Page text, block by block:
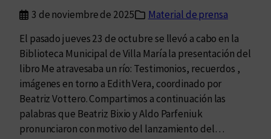
i
t
o
r
i
a
y
s
3 de noviembre de 2025
Material de prensa
El pasado jueves 23 de octubre se llevó a cabo en la
Biblioteca Municipal de Villa María la presentación del
libro Me atravesaba un río: Testimonios, recuerdos ,
imágenes en torno a Edith Vera, coordinado por
Beatriz Vottero. Compartimos a continuación las
palabras que Beatriz Bixio y Aldo Parfeniuk
pronunciaron con motivo del lanzamiento del…